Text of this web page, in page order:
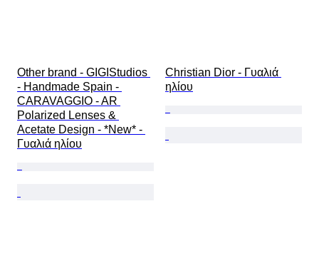
Other brand - GIGIStudios
- Handmade Spain -
CARAVAGGIO - AR
Polarized Lenses &
Acetate Design - *New* -
Γυαλιά ηλίου
Christian Dior - Γυαλιά
ηλίου